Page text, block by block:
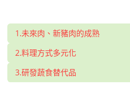
1.未來肉、新豬肉的成熟
2.料理方式多元化
3.研發蔬食替代品